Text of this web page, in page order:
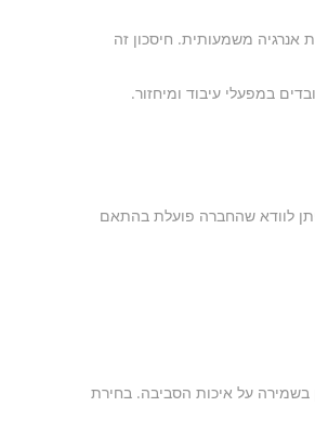
אנרגיה משמעותית. חיסכון זה
במפעלי עיבוד ומיחזור.
לוודא שהחברה פועלת בהתאם
על איכות הסביבה. בחירת